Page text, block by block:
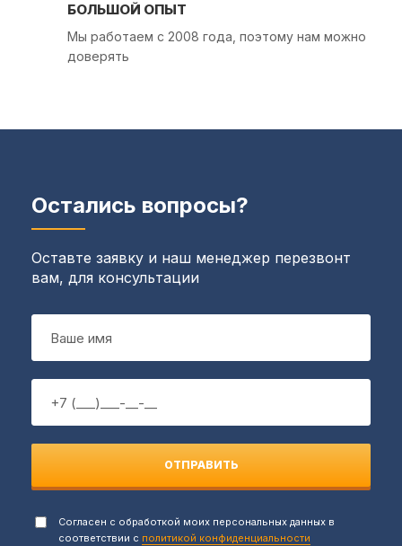
БОЛЬШОЙ ОПЫТ
Мы работаем с 2008 года, поэтому нам можно
доверять
Остались вопросы?
Оставте заявку и наш менеджер перезвонт
вам, для консультации
ОТПРАВИТЬ
Согласен с обработкой моих персональных данных в
соответствии с политикой конфиденциальности